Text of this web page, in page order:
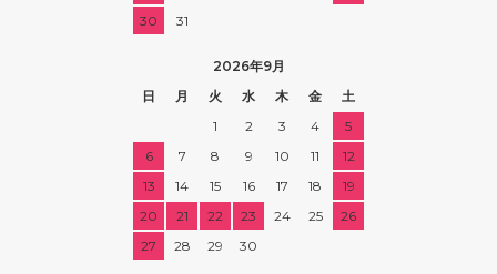
30
31
2026年9月
日
月 火 水 木 金
土
1
2 3 4
5
6
7 8 9 10 11
12
13
14 15 16 17 18
19
20
21 22 23 24 25
26
27
28 29 30